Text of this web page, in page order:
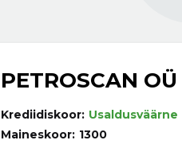
PETROSCAN OÜ
Krediidiskoor: Usaldusväärne
Maineskoor: 1300